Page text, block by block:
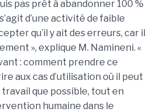
pas prêt à abandonner 100 %
d’une activité de faible
qu’il y ait des erreurs, car il
», explique M. Namineni. «
: comment prendre ce
aux cas d’utilisation où il peut
que possible, tout en
humaine dans le